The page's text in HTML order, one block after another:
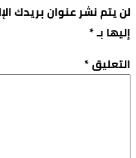
لن يتم نشر عنوان بريدك
إليها بـ*
التعليق*